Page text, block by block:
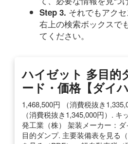
Step 3. それでもアクセ
右上の検索ボックスで
てください。
ハイゼット 多目的
ード・価格【ダイハ
1,468,500円 （消費税抜き
（消費税抜き1,345,000円）.
発工業（株） 架装メーカー：
目的ダンプ. 主要装備表を見る